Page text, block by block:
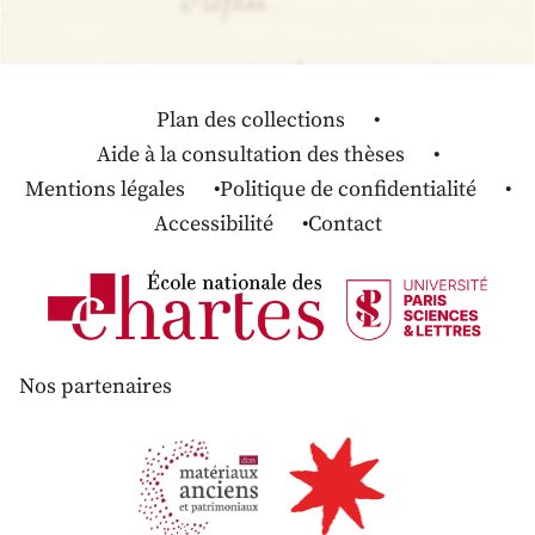
Plan des collections
Aide à la consultation des thèses
Mentions légales
Politique de confidentialité
Accessibilité
Contact
Nos partenaires